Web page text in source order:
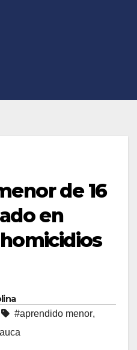
de 16
en
#aprendido menor,